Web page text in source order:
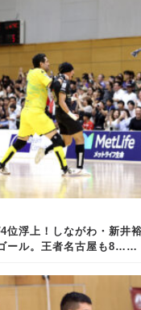
位浮上！しながわ・新井
ール。王者名古屋も8……